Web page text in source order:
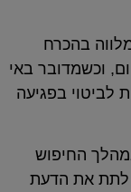
בהכרח
וכשמדובר באי
לביטוי בפגיעה
החיפוש
לתת את הדעת